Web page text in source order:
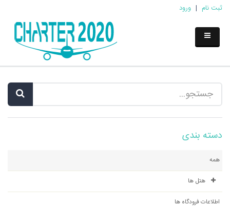
ثبت نام | ورود
دسته بندی
همه
هتل ها
اطلاعات فرودگاه ها